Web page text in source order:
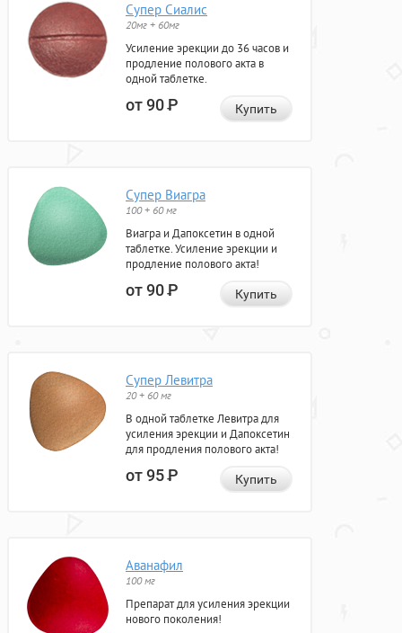
Супер Сиалис
20мг + 60мг
Усиление эрекции до 36 часов и
продление полового акта в
одной таблетке.
от 90Р Купить
Супер Виагра
100 + 60 мг
Виагра и Дапоксетин в одной
таблетке. Усиление эрекции и
продление полового акта!
от 90Р Купить
Супер Левитра
20 + 60 мг
В одной таблетке Левитра для
усиления эрекции и Дапоксетин
для продления полового акта!
от 95Р Купить
Аванафил
100 мг
Препарат для усиления эрекции
нового поколения!